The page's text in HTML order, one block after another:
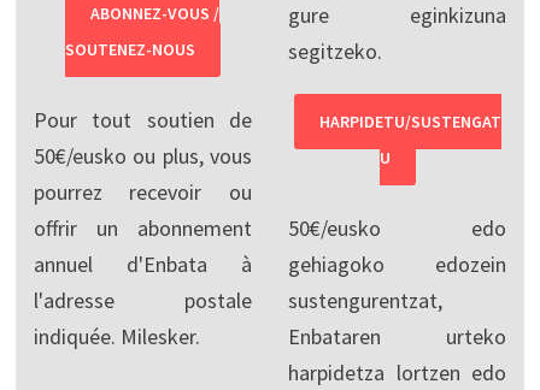
ABONNEZ-VOUS /
SOUTENEZ-NOUS
Pour tout soutien de
50€/eusko ou plus, vous
pourrez recevoir ou
offrir un abonnement
annuel d'Enbata à
l'adresse postale
indiquée. Milesker.
gure eginkizuna
segitzeko.
HARPIDETU/SUSTENGAT
U
50€/eusko edo
gehiagoko edozein
sustengurentzat,
Enbataren urteko
harpidetza lortzen edo